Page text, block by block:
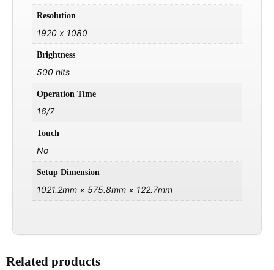
Resolution
1920 x 1080
Brightness
500 nits
Operation Time
16/7
Touch
No
Setup Dimension
1021.2mm × 575.8mm × 122.7mm
Related products